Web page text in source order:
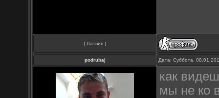
( Латвия )
podrubaj Дата: Суббота,
как
мы не ко